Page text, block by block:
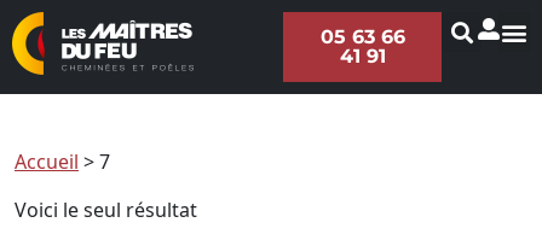
05 63 66
41 91
Accueil >7
Voici le seul résultat